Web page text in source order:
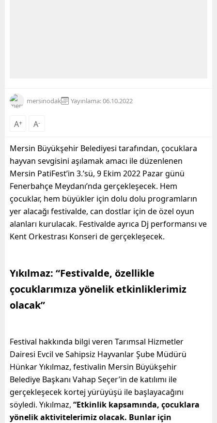
mersinodak Yayınlama: 06.10.2022
A+ A-
Mersin Büyükşehir Belediyesi tarafından, çocuklara
hayvan sevgisini aşılamak amacı ile düzenlenen
Mersin PatiFest’in 3.’sü, 9 Ekim 2022 Pazar günü
Fenerbahçe Meydanı’nda gerçekleşecek. Hem
çocuklar, hem büyükler için dolu dolu programların
yer alacağı festivalde, can dostlar için de özel oyun
alanları kurulacak. Festivalde ayrıca Dj performansı ve
Kent Orkestrası Konseri de gerçekleşecek.
Yıkılmaz: “Festivalde, özellikle
çocuklarımıza yönelik etkinliklerimiz
olacak”
Festival hakkında bilgi veren Tarımsal Hizmetler
Dairesi Evcil ve Sahipsiz Hayvanlar Şube Müdürü
Hünkar Yıkılmaz, festivalin Mersin Büyükşehir
Belediye Başkanı Vahap Seçer’in de katılımı ile
gerçekleşecek kortej yürüyüşü ile başlayacağını
söyledi. Yıkılmaz, “Etkinlik kapsamında, çocuklara
yönelik aktivitelerimiz olacak. Bunlar için